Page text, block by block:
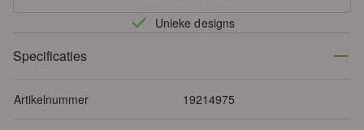
Unieke designs
Specificaties
Artikelnummer 19214975